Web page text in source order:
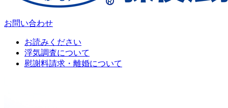
お問い合わせ
お読みください
浮気調査について
慰謝料請求・離婚について